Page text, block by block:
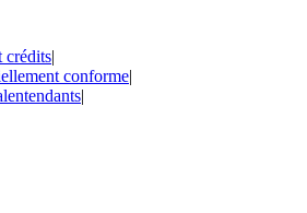
crédits|
conforme|
|